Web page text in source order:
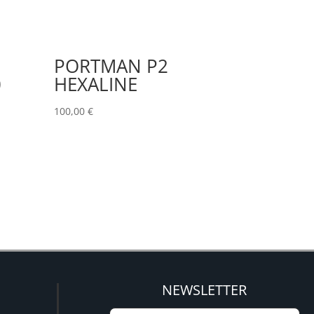
PORTMAN P2
HEXALINE
100,00 €
NEWSLETTER